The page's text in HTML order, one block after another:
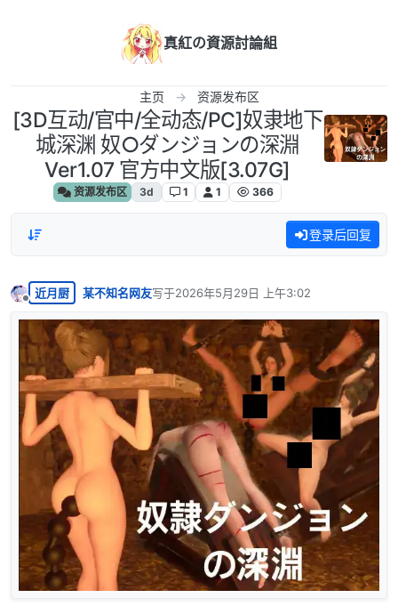
真紅の資源討論組
主页 资源发布区
[3D互动/官中/全动态/PC]奴隶地下
城深渊 奴○ダンジョンの深淵
Ver1.07 官方中文版[3.07G]
资源发布区 3d 1 1 366
登录后回复
离线
近月厨 某不知名网友写于2026年5月29日 上午3:02
最后由 编辑